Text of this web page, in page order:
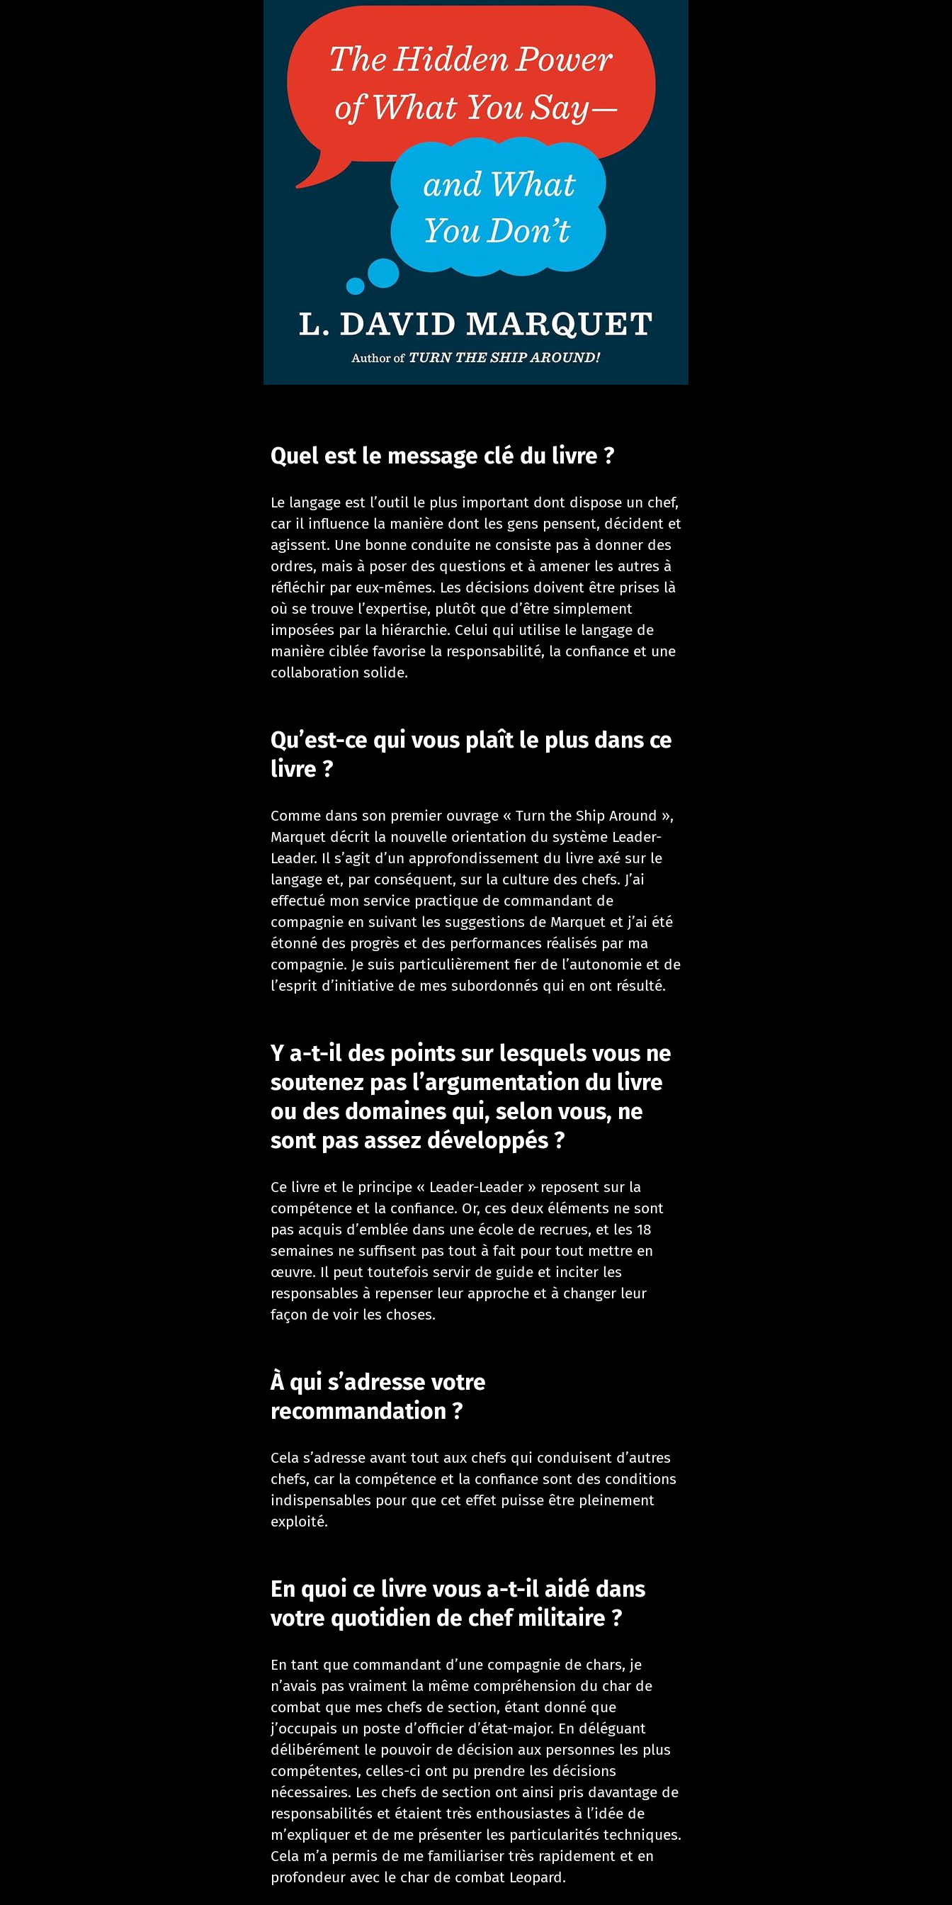
Quel est le message clé du livre ?
Le langage est l’outil le plus important dont dispose un chef,
car il influence la manière dont les gens pensent, décident et
agissent. Une bonne conduite ne consiste pas à donner des
ordres, mais à poser des questions et à amener les autres à
réfléchir par eux-mêmes. Les décisions doivent être prises là
où se trouve l’expertise, plutôt que d’être simplement
imposées par la hiérarchie. Celui qui utilise le langage de
manière ciblée favorise la responsabilité, la confiance et une
collaboration solide.
Qu’est-ce qui vous plaît le plus dans ce
livre ?
Comme dans son premier ouvrage « Turn the Ship Around »,
Marquet décrit la nouvelle orientation du système Leader-
Leader. Il s’agit d’un approfondissement du livre axé sur le
langage et, par conséquent, sur la culture des chefs. J’ai
effectué mon service practique de commandant de
compagnie en suivant les suggestions de Marquet et j’ai été
étonné des progrès et des performances réalisés par ma
compagnie. Je suis particulièrement fier de l’autonomie et de
l’esprit d’initiative de mes subordonnés qui en ont résulté.
Y a-t-il des points sur lesquels vous ne
soutenez pas l’argumentation du livre
ou des domaines qui, selon vous, ne
sont pas assez développés ?
Ce livre et le principe « Leader-Leader » reposent sur la
compétence et la confiance. Or, ces deux éléments ne sont
pas acquis d’emblée dans une école de recrues, et les 18
semaines ne suffisent pas tout à fait pour tout mettre en
œuvre. Il peut toutefois servir de guide et inciter les
responsables à repenser leur approche et à changer leur
façon de voir les choses.
À qui s’adresse votre
recommandation ?
Cela s’adresse avant tout aux chefs qui conduisent d’autres
chefs, car la compétence et la confiance sont des conditions
indispensables pour que cet effet puisse être pleinement
exploité.
En quoi ce livre vous a-t-il aidé dans
votre quotidien de chef militaire ?
En tant que commandant d’une compagnie de chars, je
n’avais pas vraiment la même compréhension du char de
combat que mes chefs de section, étant donné que
j’occupais un poste d’officier d’état-major. En déléguant
délibérément le pouvoir de décision aux personnes les plus
compétentes, celles-ci ont pu prendre les décisions
nécessaires. Les chefs de section ont ainsi pris davantage de
responsabilités et étaient très enthousiastes à l’idée de
m’expliquer et de me présenter les particularités techniques.
Cela m’a permis de me familiariser très rapidement et en
profondeur avec le char de combat Leopard.